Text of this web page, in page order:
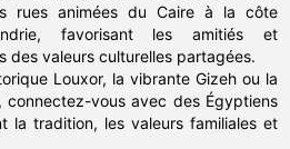
rues animées du Caire à la côte
favorisant les amitiés et
des valeurs culturelles partagées.
Louxor, la vibrante Gizeh ou la
connectez-vous avec des Égyptiens
la tradition, les valeurs familiales et